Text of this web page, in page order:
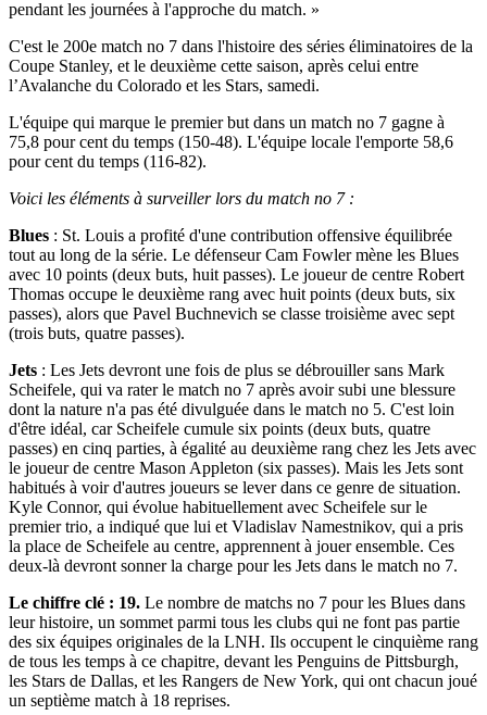
pendant les journées à l'approche du match. »
C'est le 200e match no 7 dans l'histoire des séries éliminatoires de la
Coupe Stanley, et le deuxième cette saison, après celui entre
l’Avalanche du Colorado et les Stars, samedi.
L'équipe qui marque le premier but dans un match no 7 gagne à
75,8 pour cent du temps (150-48). L'équipe locale l'emporte 58,6
pour cent du temps (116-82).
Voici les éléments à surveiller lors du match no 7 :
Blues : St. Louis a profité d'une contribution offensive équilibrée
tout au long de la série. Le défenseur Cam Fowler mène les Blues
avec 10 points (deux buts, huit passes). Le joueur de centre Robert
Thomas occupe le deuxième rang avec huit points (deux buts, six
passes), alors que Pavel Buchnevich se classe troisième avec sept
(trois buts, quatre passes).
Jets : Les Jets devront une fois de plus se débrouiller sans Mark
Scheifele, qui va rater le match no 7 après avoir subi une blessure
dont la nature n'a pas été divulguée dans le match no 5. C'est loin
d'être idéal, car Scheifele cumule six points (deux buts, quatre
passes) en cinq parties, à égalité au deuxième rang chez les Jets avec
le joueur de centre Mason Appleton (six passes). Mais les Jets sont
habitués à voir d'autres joueurs se lever dans ce genre de situation.
Kyle Connor, qui évolue habituellement avec Scheifele sur le
premier trio, a indiqué que lui et Vladislav Namestnikov, qui a pris
la place de Scheifele au centre, apprennent à jouer ensemble. Ces
deux-là devront sonner la charge pour les Jets dans le match no 7.
Le chiffre clé : 19. Le nombre de matchs no 7 pour les Blues dans
leur histoire, un sommet parmi tous les clubs qui ne font pas partie
des six équipes originales de la LNH. Ils occupent le cinquième rang
de tous les temps à ce chapitre, devant les Penguins de Pittsburgh,
les Stars de Dallas, et les Rangers de New York, qui ont chacun joué
un septième match à 18 reprises.